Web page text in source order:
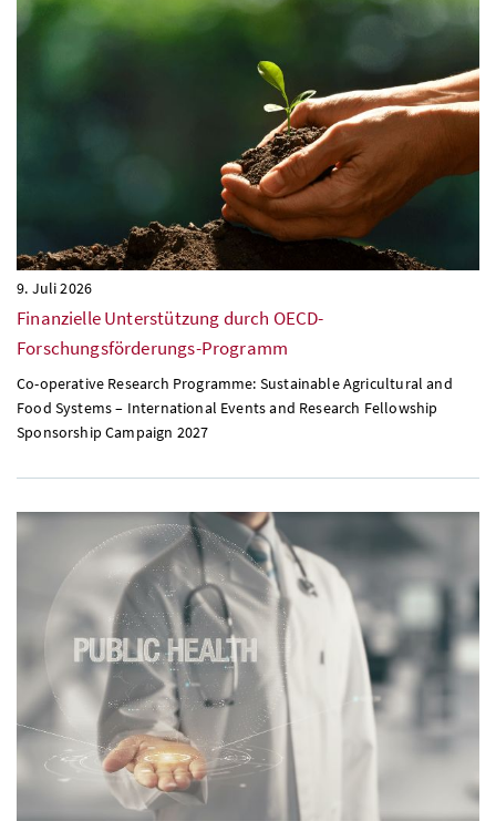
9. Juli 2026
Finanzielle Unterstützung durch OECD-
Forschungsförderungs-Programm
Co-operative Research Programme: Sustainable Agricultural and
Food Systems – International Events and Research Fellowship
Sponsorship Campaign 2027